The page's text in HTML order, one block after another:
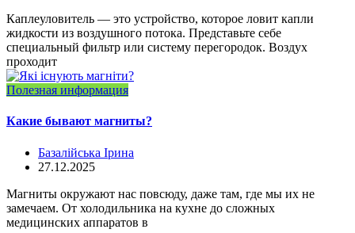
Каплеуловитель — это устройство, которое ловит капли
жидкости из воздушного потока. Представьте себе
специальный фильтр или систему перегородок. Воздух
проходит
Полезная информация
Какие бывают магниты?
Базалійська Ірина
27.12.2025
Магниты окружают нас повсюду, даже там, где мы их не
замечаем. От холодильника на кухне до сложных
медицинских аппаратов в